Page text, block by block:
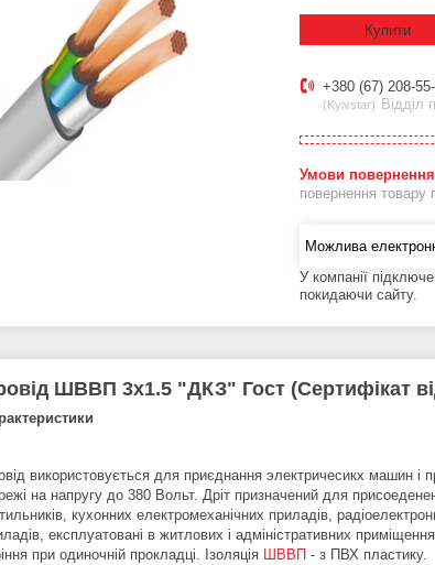
Купити
+380 (67) 208-
Kyivstar Відділ
повернення товару
У компанії
покидаючи сайту.
ШВВП 3х1.5 "ДКЗ" Гост (Сертифікат
використовується для приєднання электричесикх машин і
на напругу до 380 Вольт. Дріт призначений для
кухонних електромеханічних приладів,
експлуатовані в житлових і адміністративних
при одиночній прокладці. Ізоляція ШВВП - з ПВХ пластику.